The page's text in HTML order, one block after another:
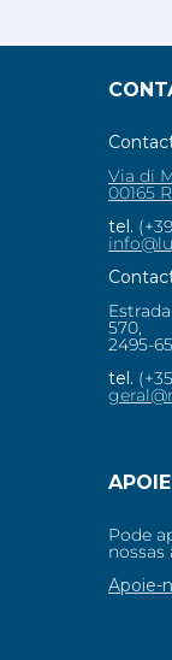
Via di
00165
tel.
570,
2495-
tel.
Pode
nossas
Apoie-